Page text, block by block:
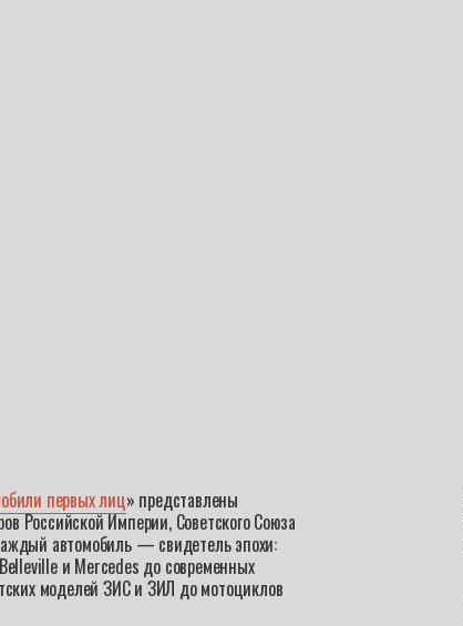
первых лиц» представлены
Российской Империи, Советского Союза
автомобиль — свидетель эпохи:
и Mercedes до современных
моделей ЗИС и ЗИЛ до мотоциклов